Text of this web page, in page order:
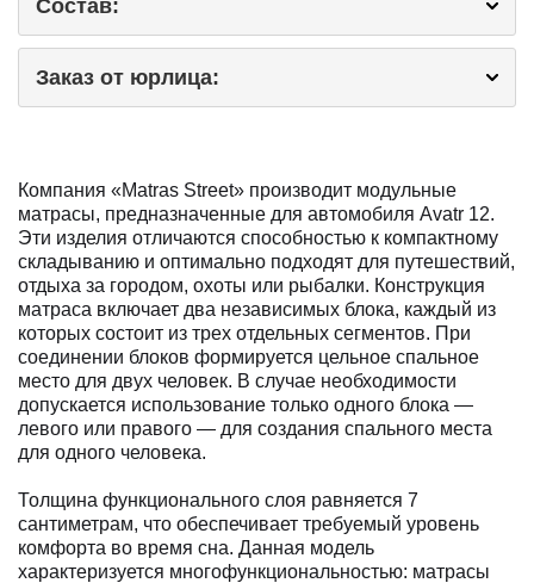
Состав:
Заказ от юрлица:
Компания «Matras Street» производит модульные
матрасы, предназначенные для автомобиля Avatr 12.
Эти изделия отличаются способностью к компактному
складыванию и оптимально подходят для путешествий,
отдыха за городом, охоты или рыбалки. Конструкция
матраса включает два независимых блока, каждый из
которых состоит из трех отдельных сегментов. При
соединении блоков формируется цельное спальное
место для двух человек. В случае необходимости
допускается использование только одного блока —
левого или правого — для создания спального места
для одного человека.
Толщина функционального слоя равняется 7
сантиметрам, что обеспечивает требуемый уровень
комфорта во время сна. Данная модель
характеризуется многофункциональностью: матрасы